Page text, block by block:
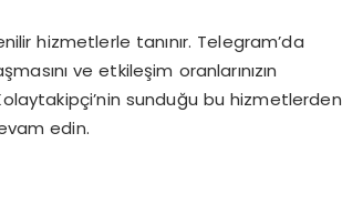
hizmetlerle tanınır. Telegram’da
ve etkileşim oranlarınızın
sunduğu bu hizmetlerden
edin.